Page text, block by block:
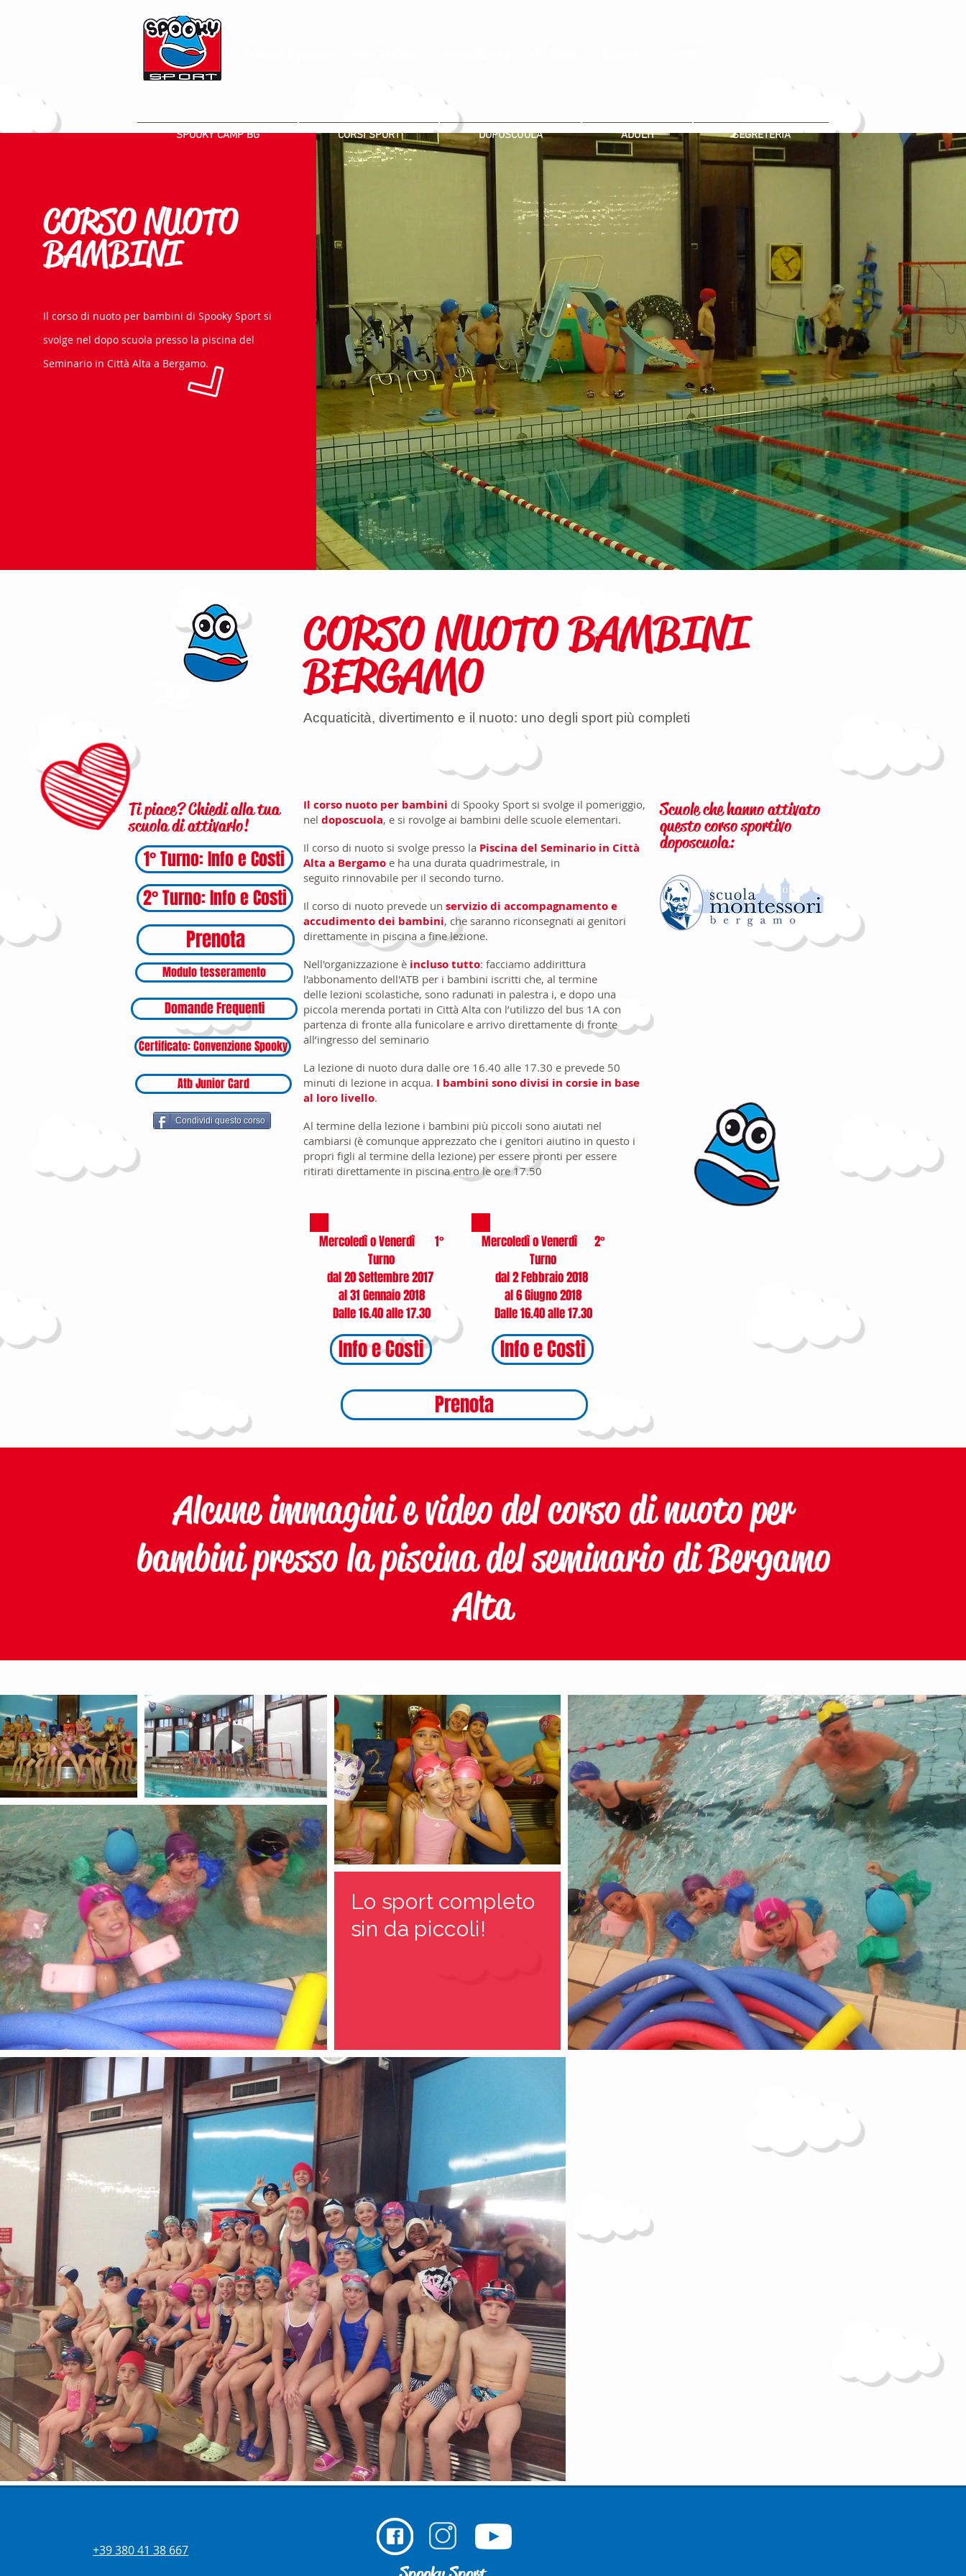
SPOOKY CAMP BG CORSI SPORT DOPOSCUOLA ADULTI SEGRETERIA
CORSO NUOTO
BAMBINI
Il corso di nuoto per bambini di Spooky Sport si
svolge nel dopo scuola presso la piscina del
Seminario in Città Alta a Bergamo.
CORSO NUOTO BAMBINI
BERGAMO
Acquaticità, divertimento e il nuoto: uno degli sport più completi
Mercoledì o Venerdì 1°
Turno
dal 20 Settembre 2017
al 31 Gennaio 2018
Dalle 16.40 alle 17.30
Info e Costi
Il corso nuoto per bambini di Spooky Sport si svolge il pomeriggio,
nel doposcuola, e si rovolge ai bambini delle scuole elementari.
Il corso di nuoto si svolge presso la Piscina del Seminario in Città
Alta a Bergamo e ha una durata quadrimestrale, in
seguito rinnovabile per il secondo turno.
Il corso di nuoto prevede unservizio di accompagnamento e
accudimento dei bambini, che saranno riconsegnati ai genitori
direttamente in piscina a fine lezione.
Nell'organizzazione è incluso tutto: facciamo addirittura
l'abbonamento dell'ATB per i bambini iscritti che, al termine
delle lezioni scolastiche, sono radunati in palestra i, e dopo una
piccola merenda portati in Città Alta con l’utilizzo del bus 1A con
partenza di fronte alla funicolare e arrivo direttamente di fronte
all’ingresso del seminario
La lezione di nuoto dura dalle ore 16.40 alle 17.30 e prevede 50
minuti di lezione in acqua. I bambini sono divisi in corsie in base
al loro livello.
Al termine della lezione i bambini più piccoli sono aiutati nel
cambiarsi (è comunque apprezzato che i genitori aiutino in questo i
propri figli al termine della lezione) per essere pronti per essere
ritirati direttamente in piscina entro le ore 17.50​
Condividi questo corso
Scuole che hanno attivato
questo corso sportivo
doposcuola:
Ti piace? Chiedi alla tua
scuola di attivarlo!
Modulo tesseramento
Prenota
Atb Junior Card
Certificato: Convenzione Spooky
1° Turno: Info e Costi
Mercoledì o Venerdì 2°
Turno
dal 2 Febbraio 2018
al 6 Giugno 2018
Dalle 16.40 alle 17.30
Info e Costi
2° Turno: Info e Costi
Domande Frequenti
Prenota
Alcune immagini e video del corso di nuoto per
bambini presso la piscina del seminario di Bergamo
Alta
Lo sport completo
sin da piccoli!
+39 380 41 38 667